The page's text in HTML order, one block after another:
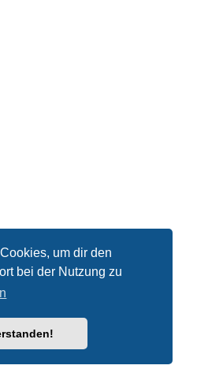
um dir den
bei der Nutzung zu